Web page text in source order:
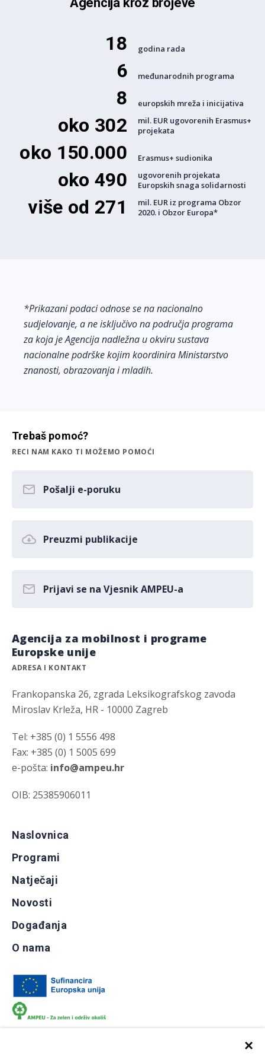
×
18 godina rada
6 međunarodnih programa
8 europskih mreža i inicijativa
oko 302
mil. EUR ugovorenih Erasmus+
projekata
oko 150.000 Erasmus+ sudionika
oko 490
ugovorenih projekata
Europskih snaga solidarnosti
više od 271
mil. EUR iz programa Obzor
2020. i Obzor Europa*
*Prikazani podaci odnose se na nacionalno
sudjelovanje, a ne isključivo na područja programa
za koja je Agencija nadležna u okviru sustava
nacionalne podrške kojim koordinira Ministarstvo
znanosti, obrazovanja i mladih.
Trebaš pomoć?
RECI NAM KAKO TI MOŽEMO POMOĆI
Pošalji e-poruku
Preuzmi publikacije
Prijavi se na Vjesnik AMPEU-a
Agencija za mobilnost i programe
Europske unije
ADRESA I KONTAKT
Frankopanska 26, zgrada Leksikografskog zavoda
Miroslav Krleža, HR - 10000 Zagreb
Tel: +385 (0) 1 5556 498
Fax: +385 (0) 1 5005 699
e-pošta: info@ampeu.hr
OIB: 25385906011
Naslovnica
Programi
Natječaji
Novosti
Događanja
O nama